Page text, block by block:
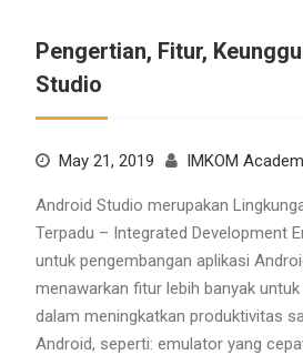
Pengertian, Fitur,
Studio
May 21, 2019 IMKOM
Android Studio merupakan
Terpadu – Integrated Development
untuk pengembangan aplikasi
menawarkan fitur lebih banyak
dalam meningkatkan produktivitas
Android, seperti: emulator yang